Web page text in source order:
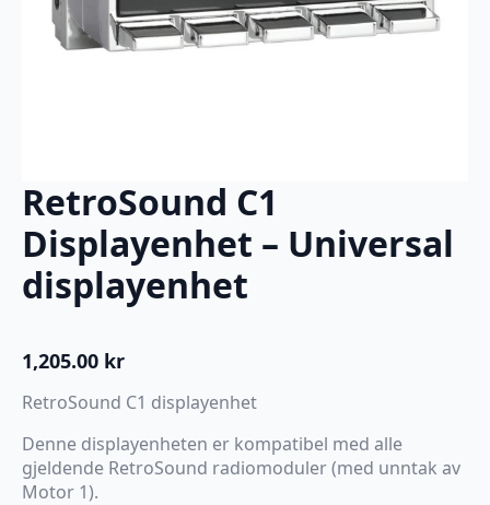
RetroSound C1
Displayenhet – Universal
displayenhet
1,205.00 kr
RetroSound C1 displayenhet
Denne displayenheten er kompatibel med alle
gjeldende RetroSound radiomoduler (med unntak av
Motor 1).